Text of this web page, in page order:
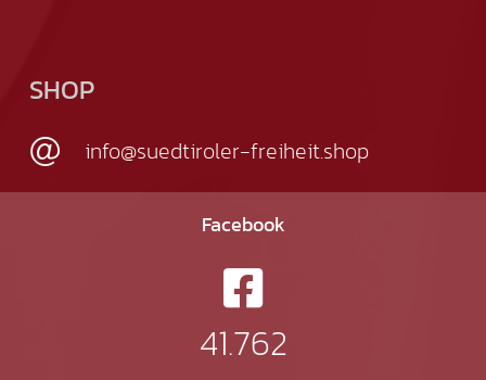
SHOP
info@suedtiroler-freiheit.shop
Facebook
41.762